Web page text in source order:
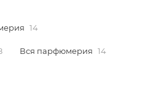
14
Вся парфюмерия 14